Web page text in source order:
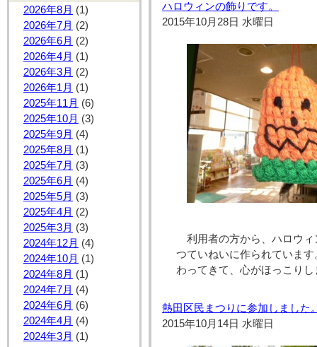
2026年8月 (1)
2026年7月 (2)
2026年6月 (2)
2026年4月 (1)
2026年3月 (2)
2026年1月 (1)
2025年11月 (6)
2025年10月 (3)
2025年9月 (4)
2025年8月 (1)
2025年7月 (3)
2025年6月 (4)
2025年5月 (3)
2025年4月 (2)
2025年3月 (3)
2024年12月 (4)
2024年10月 (1)
2024年8月 (1)
2024年7月 (4)
2024年6月 (6)
2024年4月 (4)
2024年3月 (1)
ハロウィンの飾りです。
2015年10月28日 水曜日
利用者の方から、ハロウ
つていねいに作られていま
わってきて、心がほっこり
熱田区民まつりに参加しました
2015年10月14日 水曜日